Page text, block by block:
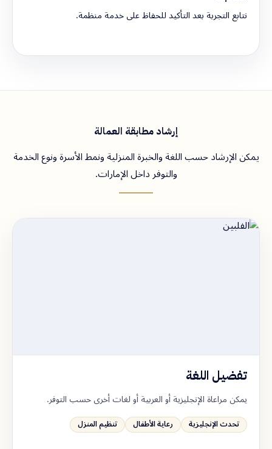
نتابع التجربة بعد التأكيد للحفاظ على خدمة منظمة.
إرشاد مطابقة العمالة
يمكن الإرشاد حسب اللغة والخبرة المنزلية ونمط الأسرة ونوع الخدمة
والتوفر داخل الإمارات.
تفضيل اللغة
يمكن مراعاة الإنجليزية أو العربية أو لغات أخرى حسب التوفر.
تحدث الإنجليزية رعاية الأطفال تنظيم المنزل